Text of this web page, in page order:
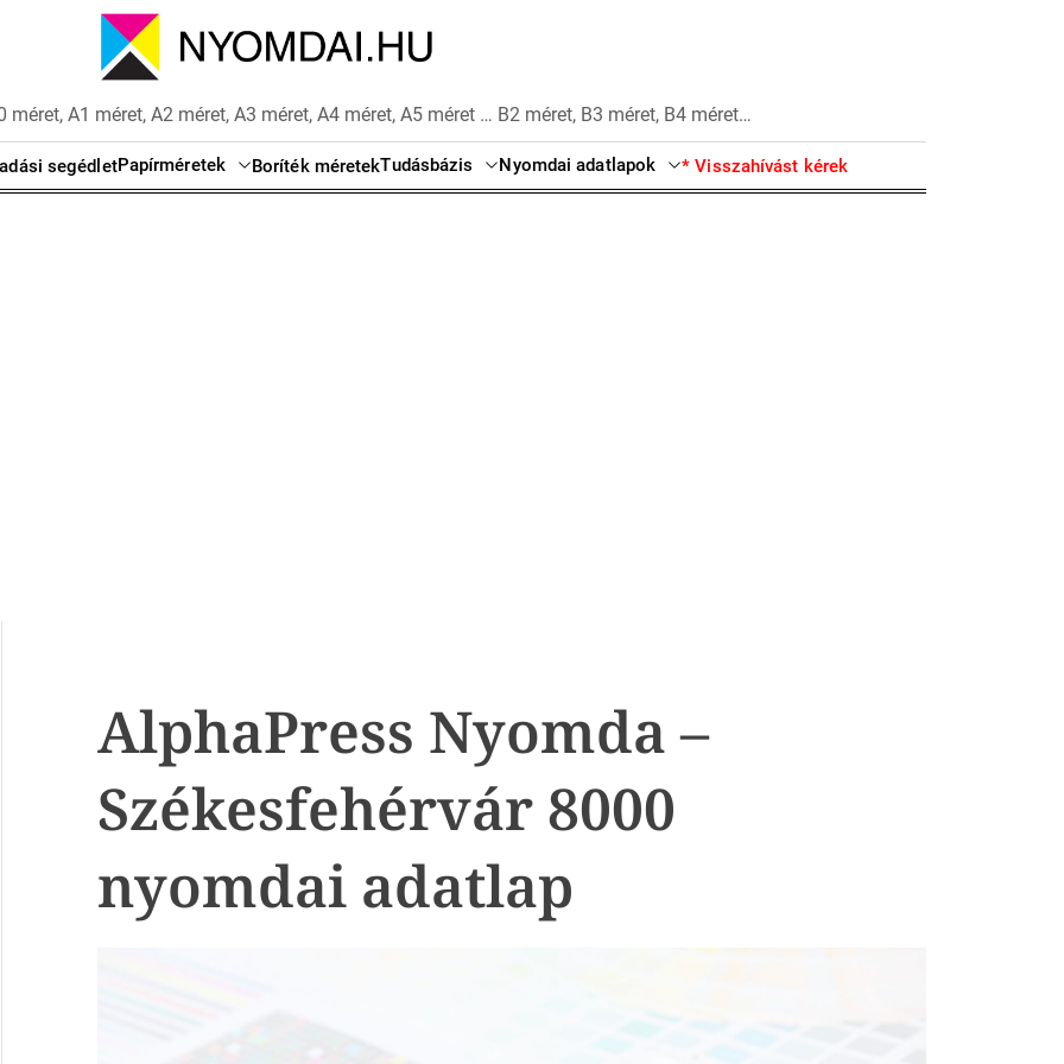
A1 méret, A2 méret, A3 méret, A4 méret, A5 méret … B2 méret, B3 méret, B4 méret…
segédletPapírméretek Boríték méretekTudásbázis Nyomdai adatlapok * Visszahívást kérek
AlphaPress Nyomda –
Székesfehérvár 8000
nyomdai adatlap